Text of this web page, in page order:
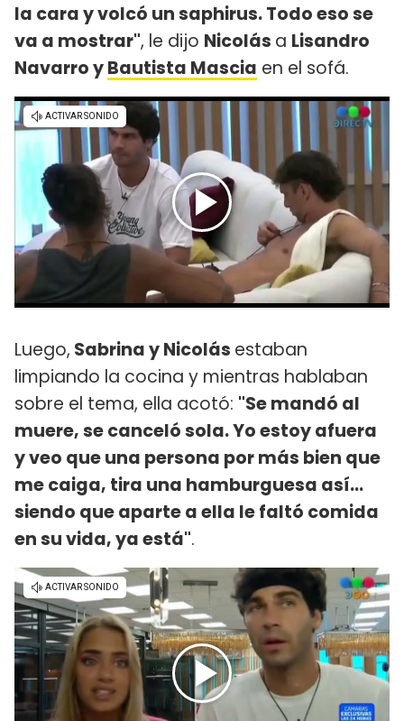
la cara y volcó un saphirus. Todo eso se
va a mostrar", le dijo Nicolás a Lisandro
Navarro yBautista Mascia en el sofá.
Luego, Sabrina y Nicolás estaban
limpiando la cocina y mientras hablaban
sobre el tema, ella acotó: "Se mandó al
muere, se canceló sola. Yo estoy afuera
y veo que una persona por más bien que
me caiga, tira una hamburguesa así...
siendo que aparte a ella le faltó comida
en su vida, ya está".